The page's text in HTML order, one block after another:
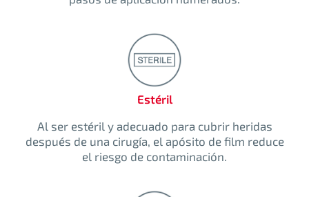
Estéril
Al ser estéril y adecuado para cubrir heridas
después de una cirugía, el apósito de film reduce
el riesgo de contaminación.